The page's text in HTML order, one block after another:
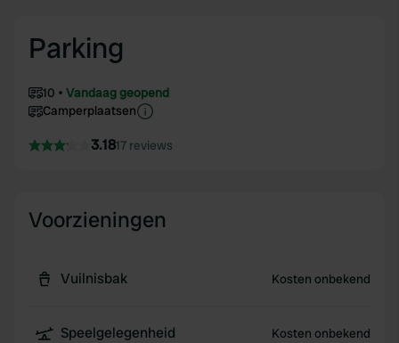
Parking
10
Vandaag geopend
Camperplaatsen
3.1817 reviews
Voorzieningen
Vuilnisbak Kosten onbekend
Speelgelegenheid Kosten onbekend